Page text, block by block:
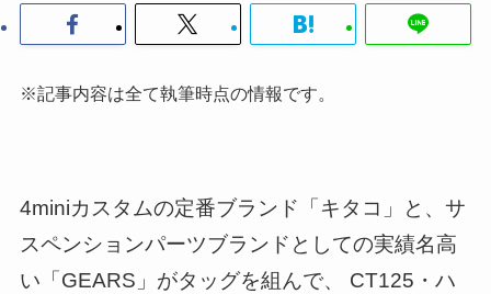
※記事内容は全て執筆時点の情報です。
4miniカスタムの定番ブランド「キタコ」と、サ
スペンションパーツブランドとしての実績名高
い「GEARS」がタッグを組んで、 CT125・ハ